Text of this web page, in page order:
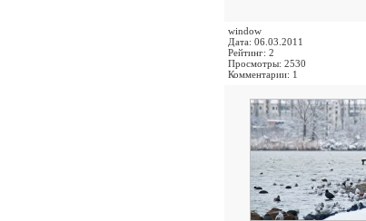
window
Дата: 06.03.2011
Рейтинг: 2
Просмотры: 2530
Комментарии: 1